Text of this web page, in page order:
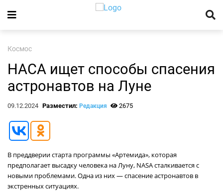
Космос
НАСА ищет способы спасения
астронавтов на Луне
09.12.2024 Разместил: Редакция 2675
В преддверии старта программы «Артемида», которая
предполагает высадку человека на Луну, NASA сталкивается с
новыми проблемами. Одна из них — спасение астронавтов в
экстренных ситуациях.